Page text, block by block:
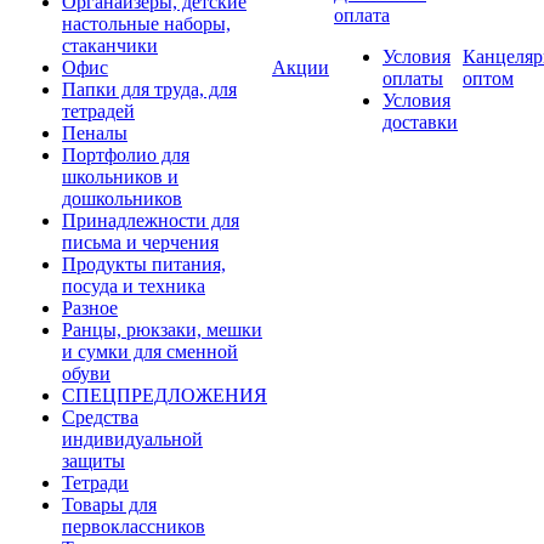
настольные наборы,
стаканчики
Офис
Папки для труда, для
тетрадей
Пеналы
Портфолио для
школьников и
дошкольников
Принадлежности для
письма и черчения
Продукты питания,
посуда и техника
Разное
Ранцы, рюкзаки, мешки
и сумки для сменной
обуви
СПЕЦПРЕДЛОЖЕНИЯ
Средства
индивидуальной
защиты
Тетради
Товары для
первоклассников
Акции
оплата
Условия
оплаты
Условия
доставки
оптом